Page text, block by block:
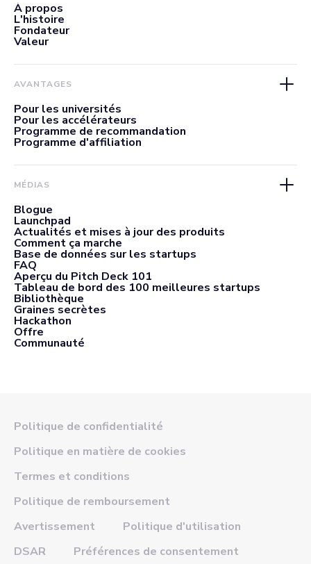
À propos
L'histoire
Fondateur
Valeur
AVANTAGES
Pour les universités
Pour les accélérateurs
Programme de recommandation
Programme d'affiliation
MÉDIAS
Blogue
Launchpad
Actualités et mises à jour des produits
Comment ça marche
Base de données sur les startups
FAQ
Aperçu du Pitch Deck 101
Tableau de bord des 100 meilleures startups
Bibliothèque
Graines secrètes
Hackathon
Offre
Communauté
Politique de confidentialité
Politique en matière de cookies
Termes et conditions
Politique de remboursement
Avertissement
Politique d'utilisation
DSAR
Préférences de consentement